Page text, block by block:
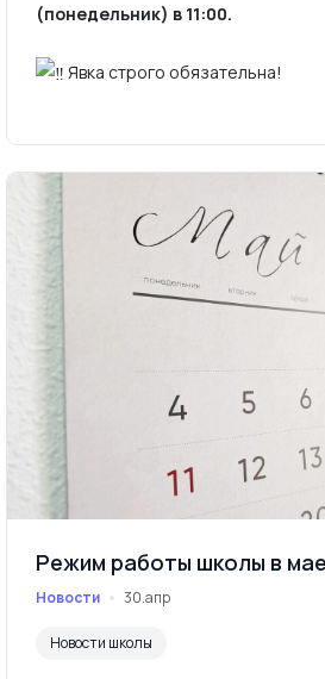
(понедельник) в 11:00.
Явка строго обязательна!
Режим работы школы в
Новости 30.апр
Новости школы